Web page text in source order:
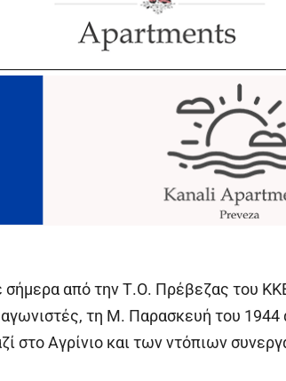
από την Τ.Ο. Πρέβεζας του
τη Μ. Παρασκευή του 1944
στο Αγρίνιο και των ντόπιων